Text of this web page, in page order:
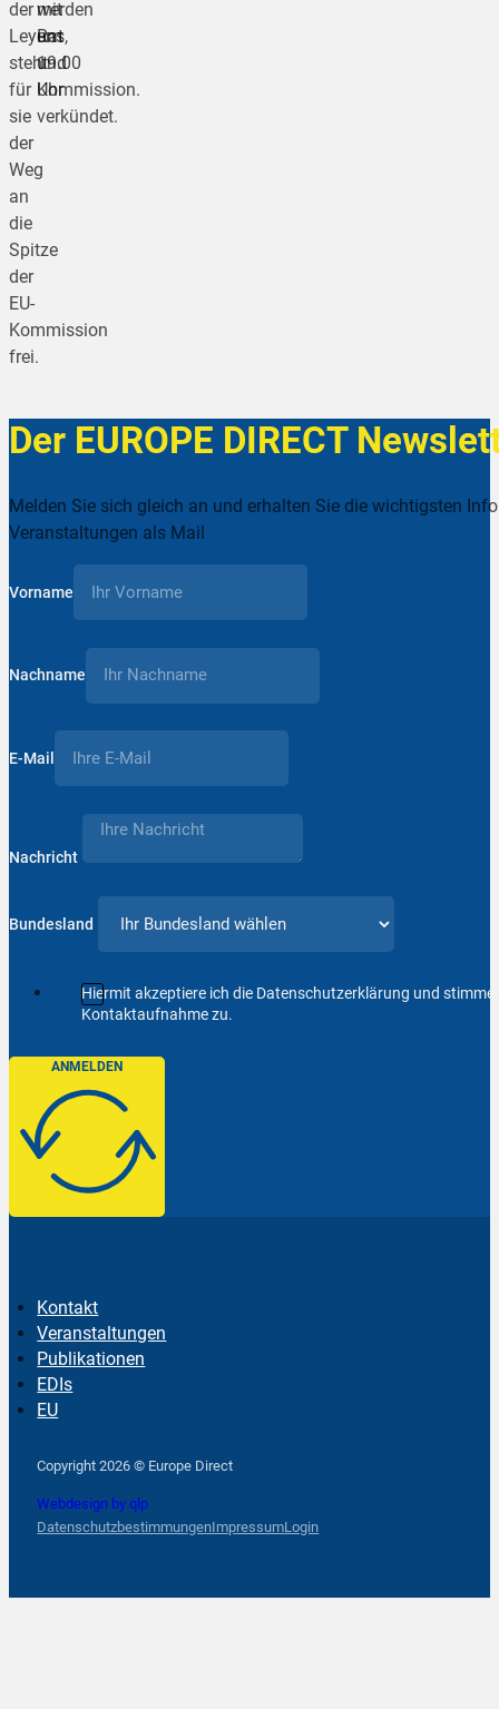
der
Leyens,
steht
für
sie
der
Weg
an
die
Spitze
der
EU-
Kommission
frei.
mit
Rat
und
Kommission.
werden
um
19.00
Uhr
verkündet.
Der EUROPE DIRECT
Melden Sie sich gleich an und erhalten Sie die wichtigsten
Veranstaltungen als Mail
Vorname
Nachname
E-Mail
Nachricht
Bundesland
Hiermit akzeptiere ich die Datenschutzerklärung und
Kontaktaufnahme zu.
ANMELDEN
Kontakt
Veranstaltungen
Publikationen
EDIs
EU
Copyright 2026 © Europe Direct
Webdesign by qlp
DatenschutzbestimmungenImpressumLogin